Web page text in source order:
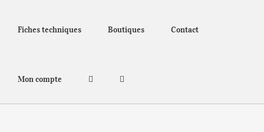
Fiches techniques Boutiques Contact
Mon compte